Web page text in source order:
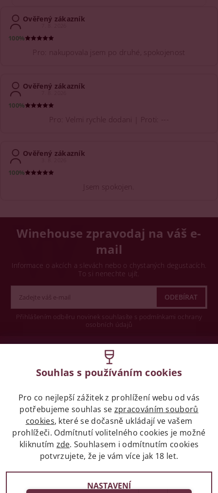
Ověřený zákazník
100%
Pro: nakupovala jsem po druhé, spokojenost
Ověřený zákazník
100%
Pro: Velmi rychle dodani | Proti: ---
Ověřený zákazník
100%
Jsem spokojen.
Winehouse zpravodaj na váš e-
mail
Informace o akcích a slevách nebo o chystaných degustacích.
To si nenechte ujít.
Přihlášením odběru novinek souhlasíte s podmínkami ochrany
osobních údajů
Legislativa
Zákaz prodeje alkoholických nápojů osobám
mladších 18 let.
Naše služby
Souhlas s používáním cookies
Pro co nejlepší zážitek z prohlížení webu od vás
potřebujeme souhlas se zpracováním souborů
cookies, které se dočasně ukládají ve vašem
prohlížeči. Odmítnutí volitelného cookies je možné
kliknutím zde. Souhlasem i odmítnutím cookies
potvrzujete, že je vám více jak 18 let.
NASTAVENÍ